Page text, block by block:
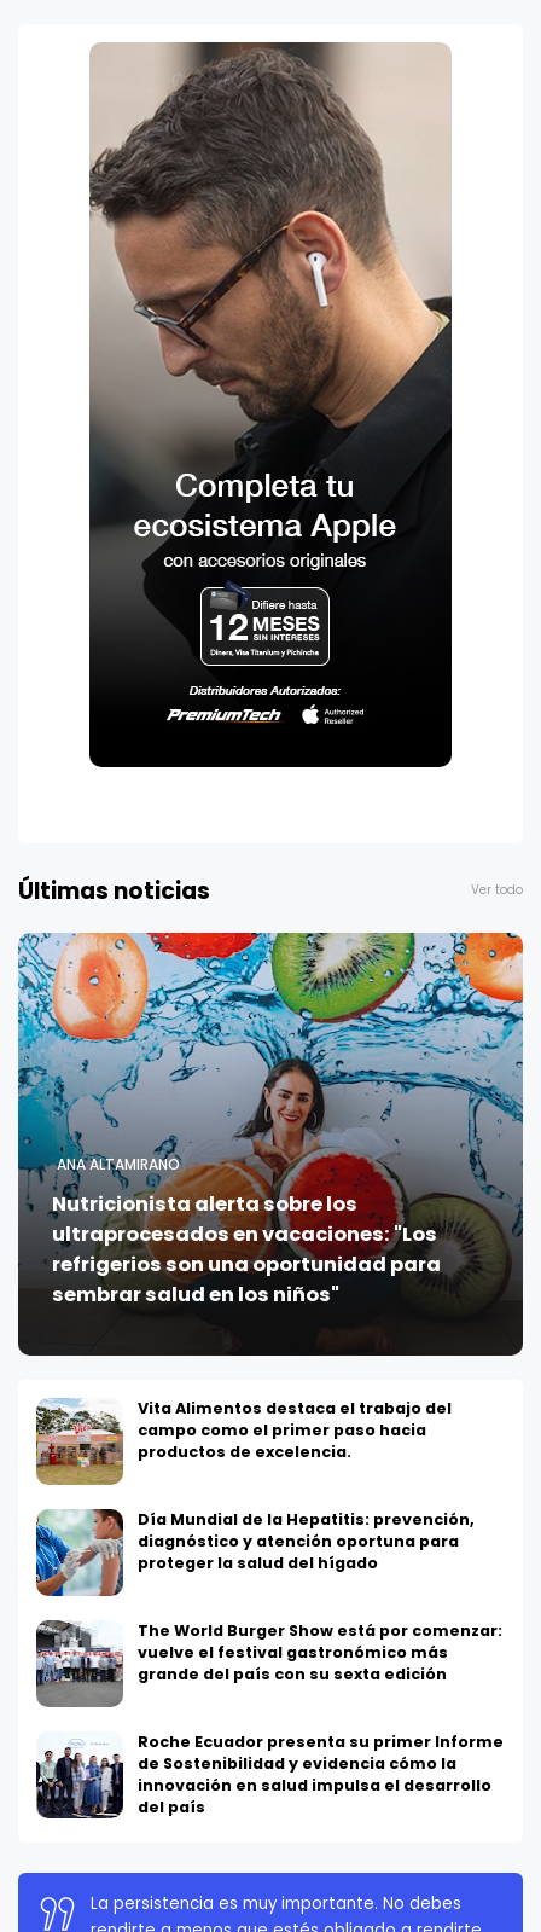
Últimas noticias Ver todo
ANA ALTAMIRANO
Nutricionista alerta sobre los
ultraprocesados en vacaciones: "Los
refrigerios son una oportunidad para
sembrar salud en los niños"
Vita Alimentos destaca el trabajo del
campo como el primer paso hacia
productos de excelencia.
Día Mundial de la Hepatitis: prevención,
diagnóstico y atención oportuna para
proteger la salud del hígado
The World Burger Show está por comenzar:
vuelve el festival gastronómico más
grande del país con su sexta edición
Roche Ecuador presenta su primer Informe
de Sostenibilidad y evidencia cómo la
innovación en salud impulsa el desarrollo
del país
La persistencia es muy importante. No debes